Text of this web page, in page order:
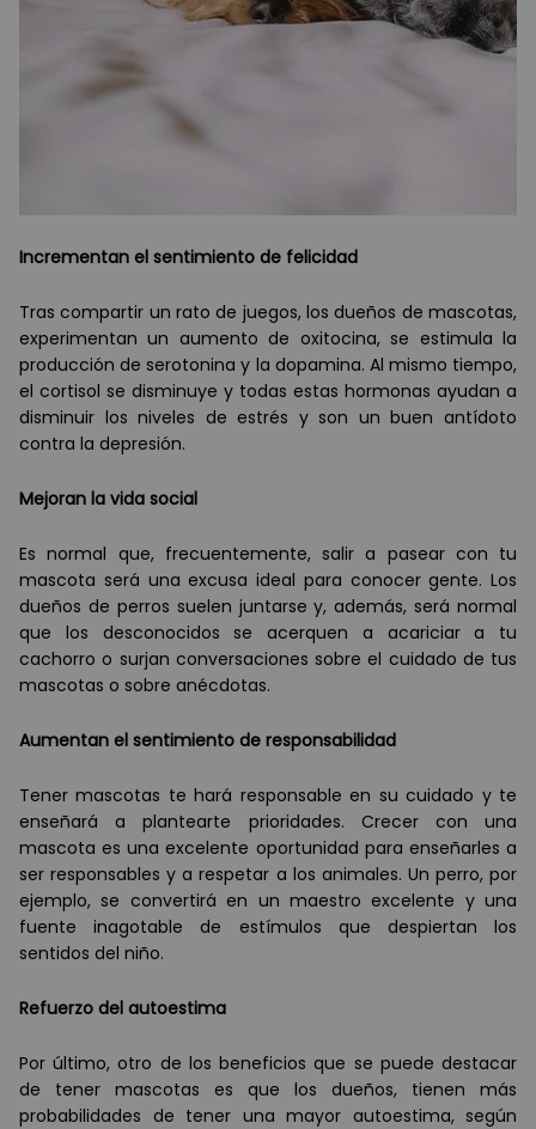
Incrementan el sentimiento de felicidad
Tras compartir un rato de juegos, los dueños de mascotas,
experimentan un aumento de oxitocina, se estimula la
producción de serotonina y la dopamina. Al mismo tiempo,
el cortisol se disminuye y todas estas hormonas ayudan a
disminuir los niveles de estrés y son un buen antídoto
contra la depresión.
Mejoran la vida social
Es normal que, frecuentemente, salir a pasear con tu
mascota será una excusa ideal para conocer gente. Los
dueños de perros suelen juntarse y, además, será normal
que los desconocidos se acerquen a acariciar a tu
cachorro o surjan conversaciones sobre el cuidado de tus
mascotas o sobre anécdotas.
Aumentan el sentimiento de responsabilidad
Tener mascotas te hará responsable en su cuidado y te
enseñaráa plantearte prioridades. Crecer con una
mascota es una excelente oportunidad para enseñarles a
ser responsables y a respetar a los animales. Un perro, por
ejemplo, se convertiráen un maestro excelente y una
fuente inagotable de estímulos que despiertan los
sentidos del niño.
Refuerzo del autoestima
Porúltimo, otro de los beneficios que se puede destacar
de tener mascotas es que los dueños, tienen más
probabilidades de tener una mayor autoestima, según